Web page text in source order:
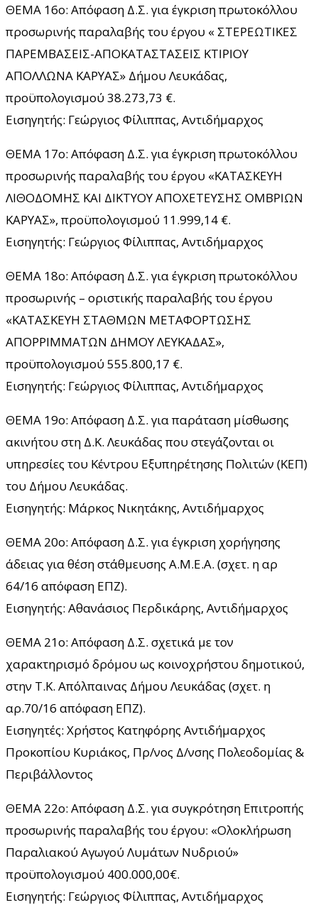
ΘΕΜΑ 16ο: Απόφαση Δ.Σ. για έγκριση πρωτοκόλλου
προσωρινής παραλαβής του έργου « ΣΤΕΡΕΩΤΙΚΕΣ
ΠΑΡΕΜΒΑΣΕΙΣ-ΑΠΟΚΑΤΑΣΤΑΣΕΙΣ ΚΤΙΡΙΟΥ
ΑΠΟΛΛΩΝΑ ΚΑΡΥΑΣ» Δήμου Λευκάδας,
προϋπολογισμού 38.273,73 €.
Εισηγητής: Γεώργιος Φίλιππας, Αντιδήμαρχος
ΘΕΜΑ 17ο: Απόφαση Δ.Σ. για έγκριση πρωτοκόλλου
προσωρινής παραλαβής του έργου «ΚΑΤΑΣΚΕΥΗ
ΛΙΘΟΔΟΜΗΣ ΚΑΙ ΔΙΚΤΥΟΥ ΑΠΟΧΕΤΕΥΣΗΣ ΟΜΒΡΙΩΝ
ΚΑΡΥΑΣ», προϋπολογισμού 11.999,14 €.
Εισηγητής: Γεώργιος Φίλιππας, Αντιδήμαρχος
ΘΕΜΑ 18ο: Απόφαση Δ.Σ. για έγκριση πρωτοκόλλου
προσωρινής – οριστικής παραλαβής του έργου
«ΚΑΤΑΣΚΕΥΗ ΣΤΑΘΜΩΝ ΜΕΤΑΦΟΡΤΩΣΗΣ
ΑΠΟΡΡΙΜΜΑΤΩΝ ΔΗΜΟΥ ΛΕΥΚΑΔΑΣ»,
προϋπολογισμού 555.800,17 €.
Εισηγητής: Γεώργιος Φίλιππας, Αντιδήμαρχος
ΘΕΜΑ 19ο: Απόφαση Δ.Σ. για παράταση μίσθωσης
ακινήτου στη Δ.Κ. Λευκάδας που στεγάζονται οι
υπηρεσίες του Κέντρου Εξυπηρέτησης Πολιτών (ΚΕΠ)
του Δήμου Λευκάδας.
Εισηγητής: Μάρκος Νικητάκης, Αντιδήμαρχος
ΘΕΜΑ 20ο: Απόφαση Δ.Σ. για έγκριση χορήγησης
άδειας για θέση στάθμευσης Α.Μ.Ε.Α. (σχετ. η αρ
64/16 απόφαση ΕΠΖ).
Εισηγητής: Αθανάσιος Περδικάρης, Αντιδήμαρχος
ΘΕΜΑ 21ο: Απόφαση Δ.Σ. σχετικά με τον
χαρακτηρισμό δρόμου ως κοινοχρήστου δημοτικού,
στην Τ.Κ. Απόλπαινας Δήμου Λευκάδας (σχετ. η
αρ.70/16 απόφαση ΕΠΖ).
Εισηγητές: Χρήστος Κατηφόρης Αντιδήμαρχος
Προκοπίου Κυριάκος, Πρ/νος Δ/νσης Πολεοδομίας &
Περιβάλλοντος
ΘΕΜΑ 22ο: Απόφαση Δ.Σ. για συγκρότηση Επιτροπής
προσωρινής παραλαβής του έργου: «Ολοκλήρωση
Παραλιακού Αγωγού Λυμάτων Νυδριού»
προϋπολογισμού 400.000,00€.
Εισηγητής: Γεώργιος Φίλιππας, Αντιδήμαρχος